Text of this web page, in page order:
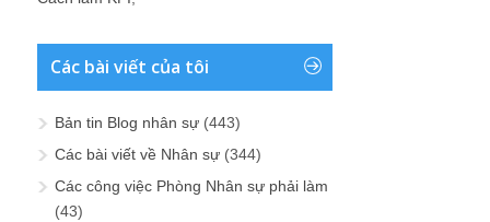
Các bài viết của tôi
Bản tin Blog nhân sự (443)
Các bài viết về Nhân sự (344)
Các công việc Phòng Nhân sự phải làm
(43)